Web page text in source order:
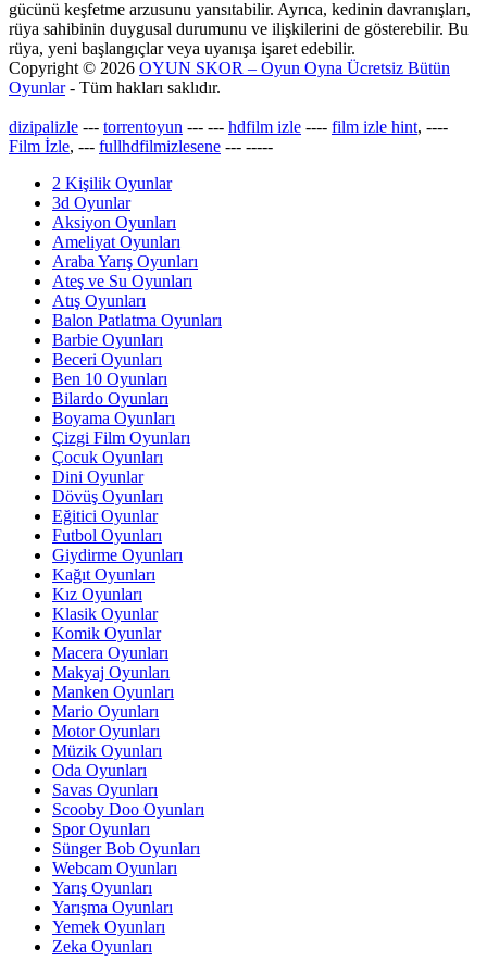
gücünü keşfetme arzusunu yansıtabilir. Ayrıca, kedinin davranışları,
rüya sahibinin duygusal durumunu ve ilişkilerini de gösterebilir. Bu
rüya, yeni başlangıçlar veya uyanışa işaret edebilir.
Copyright © 2026 OYUN SKOR – Oyun Oyna Ücretsiz Bütün
Oyunlar- Tüm hakları saklıdır.
dizipalizle --- torrentoyun --- --- hdfilm izle ---- film izle hint, ----
Film İzle, --- fullhdfilmizlesene --- -----
2 Kişilik Oyunlar
3d Oyunlar
Aksiyon Oyunları
Ameliyat Oyunları
Araba Yarış Oyunları
Ateş ve Su Oyunları
Atış Oyunları
Balon Patlatma Oyunları
Barbie Oyunları
Beceri Oyunları
Ben 10 Oyunları
Bilardo Oyunları
Boyama Oyunları
Çizgi Film Oyunları
Çocuk Oyunları
Dini Oyunlar
Dövüş Oyunları
Eğitici Oyunlar
Futbol Oyunları
Giydirme Oyunları
Kağıt Oyunları
Kız Oyunları
Klasik Oyunlar
Komik Oyunlar
Macera Oyunları
Makyaj Oyunları
Manken Oyunları
Mario Oyunları
Motor Oyunları
Müzik Oyunları
Oda Oyunları
Savas Oyunları
Scooby Doo Oyunları
Spor Oyunları
Sünger Bob Oyunları
Webcam Oyunları
Yarış Oyunları
Yarışma Oyunları
Yemek Oyunları
Zeka Oyunları